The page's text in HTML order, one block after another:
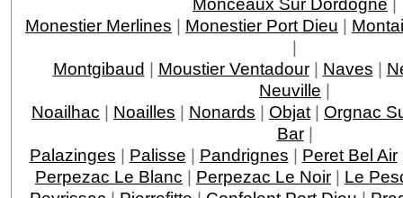
Monestier Merlines | Monestier Port Dieu |
|
Montgibaud | Moustier Ventadour| Naves |
Neuville |
Noailhac | Noailles | Nonards | Objat | Orgnac
Bar|
Palazinges | Palisse | Pandrignes | Peret Bel Air
Perpezac Le Blanc | Perpezac Le Noir | Le